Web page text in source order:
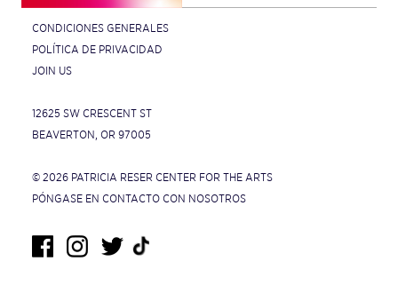
CONDICIONES GENERALES
POLÍTICA DE PRIVACIDAD
JOIN US
12625 SW CRESCENT ST
BEAVERTON, OR 97005
© 2026 PATRICIA RESER CENTER FOR THE ARTS
PÓNGASE EN CONTACTO CON NOSOTROS